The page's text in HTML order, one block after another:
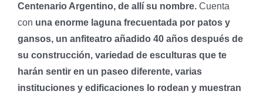
Centenario Argentino, de allí su nombre. Cuenta
con una enorme laguna frecuentada por patos y
gansos, un anfiteatro añadido 40 años después de
su construcción, variedad de esculturas que te
harán sentir en un paseo diferente, varias
instituciones y edificaciones lo rodean y muestran